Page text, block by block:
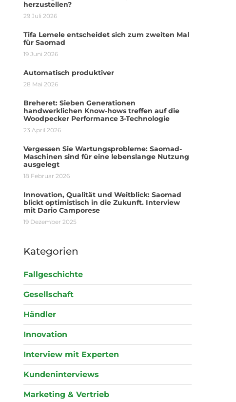
herzustellen?
29 Juli 2026
Tifa Lemele entscheidet sich zum zweiten Mal
für Saomad
19 Juni 2026
Automatisch produktiver
28 Mai 2026
Breheret: Sieben Generationen
handwerklichen Know-hows treffen auf die
Woodpecker Performance 3-Technologie
23 April 2026
Vergessen Sie Wartungsprobleme: Saomad-
Maschinen sind für eine lebenslange Nutzung
ausgelegt
18 Februar 2026
Innovation, Qualität und Weitblick: Saomad
blickt optimistisch in die Zukunft. Interview
mit Dario Camporese
19 Dezember 2025
Kategorien
Fallgeschichte
Gesellschaft
Händler
Innovation
Interview mit Experten
Kundeninterviews
Marketing & Vertrieb